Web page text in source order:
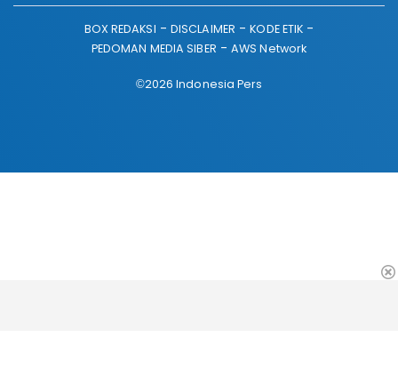
BOX REDAKSI DISCLAIMER
KODE ETIK
PEDOMAN MEDIA SIBER
AWS Network
©2026 Indonesia Pers